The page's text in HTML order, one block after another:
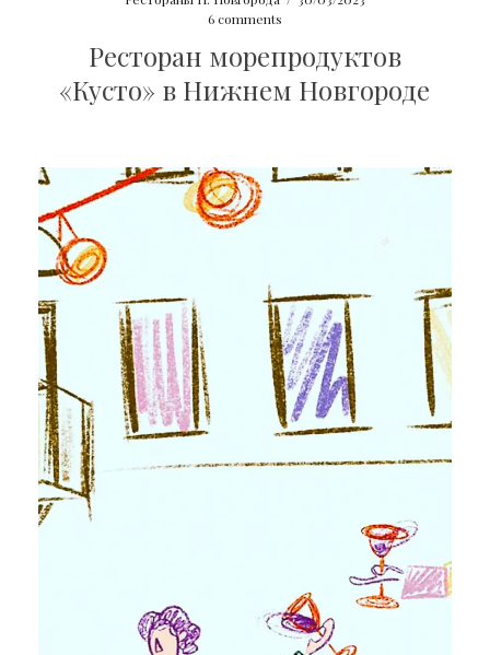
6 comments
Ресторан морепродуктов
«Кусто» в Нижнем Новгороде